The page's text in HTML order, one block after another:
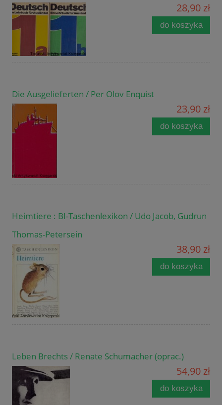
28,90 zł
do koszyka
Die Ausgelieferten / Per Olov Enquist
23,90 zł
do koszyka
Heimtiere : BI-Taschenlexikon / Udo Jacob, Gudrun
Thomas-Petersein
38,90 zł
do koszyka
Leben Brechts / Renate Schumacher (oprac.)
54,90 zł
do koszyka